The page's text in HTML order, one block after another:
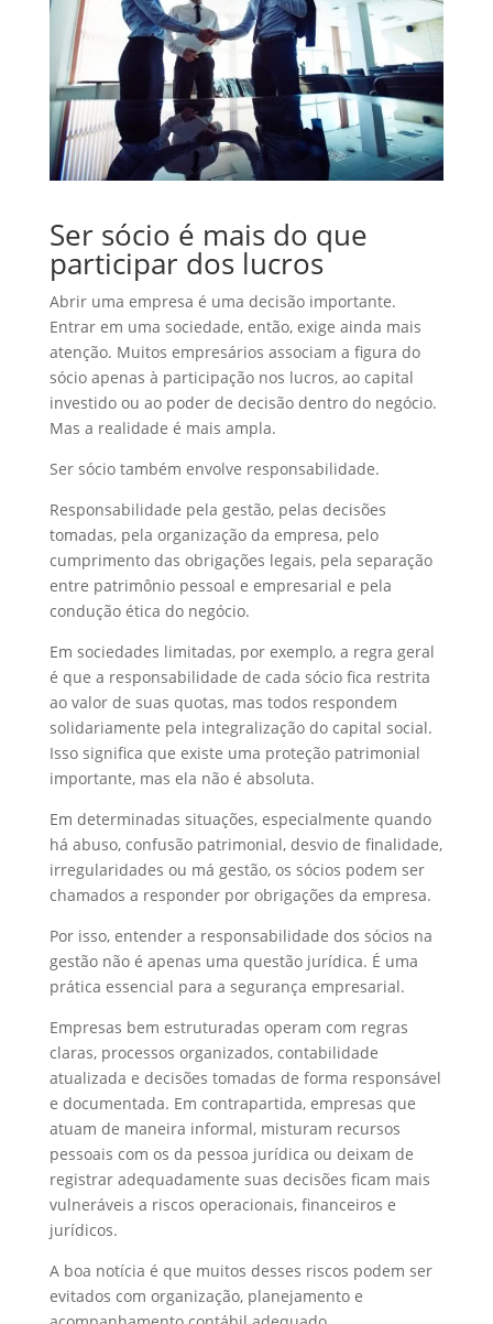
Ser sócio é mais do que
participar dos lucros
Abrir uma empresa é uma decisão importante.
Entrar em uma sociedade, então, exige ainda mais
atenção. Muitos empresários associam a figura do
sócio apenas à participação nos lucros, ao capital
investido ou ao poder de decisão dentro do negócio.
Mas a realidade é mais ampla.
Ser sócio também envolve responsabilidade.
Responsabilidade pela gestão, pelas decisões
tomadas, pela organização da empresa, pelo
cumprimento das obrigações legais, pela separação
entre patrimônio pessoal e empresarial e pela
condução ética do negócio.
Em sociedades limitadas, por exemplo, a regra geral
é que a responsabilidade de cada sócio fica restrita
ao valor de suas quotas, mas todos respondem
solidariamente pela integralização do capital social.
Isso significa que existe uma proteção patrimonial
importante, mas ela não é absoluta.
Em determinadas situações, especialmente quando
há abuso, confusão patrimonial, desvio de finalidade,
irregularidades ou má gestão, os sócios podem ser
chamados a responder por obrigações da empresa.
Por isso, entender a responsabilidade dos sócios na
gestão não é apenas uma questão jurídica. É uma
prática essencial para a segurança empresarial.
Empresas bem estruturadas operam com regras
claras, processos organizados, contabilidade
atualizada e decisões tomadas de forma responsável
e documentada. Em contrapartida, empresas que
atuam de maneira informal, misturam recursos
pessoais com os da pessoa jurídica ou deixam de
registrar adequadamente suas decisões ficam mais
vulneráveis a riscos operacionais, financeiros e
jurídicos.
A boa notícia é que muitos desses riscos podem ser
evitados com organização, planejamento e